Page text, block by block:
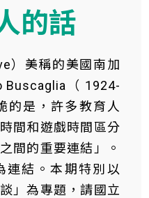
的話
）美稱的美國南加
Buscaglia（ 1924-
的是，許多教育人
間和遊戲時間區分
間的重要連結」。
連結。本期特別以
」為專題，請國立